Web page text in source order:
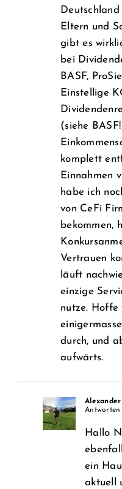
Eltern und
gibt es
bei
BASF,
Einstellige
(siehe
komplett
Einnahmen
habe ich
von CeFi
bekommen,
Vertrauen
läuft
einzige
nutze. Hoffe
durch, und
aufwärts.
Alexander
Antworten
Hallo
ein
aktuell